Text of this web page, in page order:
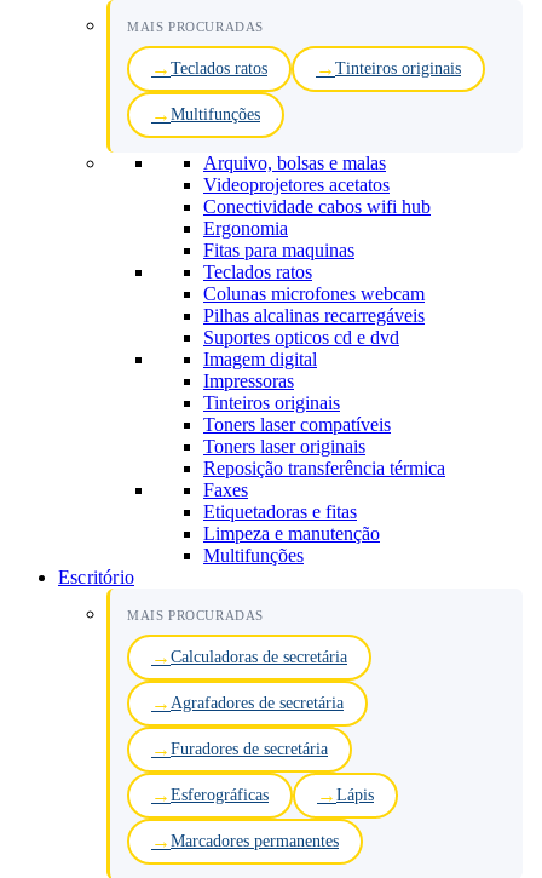
MAIS PROCURADAS
Teclados ratos Tinteiros originais
Multifunções
Arquivo, bolsas e malas
Videoprojetores acetatos
Conectividade cabos wifi hub
Ergonomia
Fitas para maquinas
Teclados ratos
Colunas microfones webcam
Pilhas alcalinas recarregáveis
Suportes opticos cd e dvd
Imagem digital
Impressoras
Tinteiros originais
Toners laser compatíveis
Toners laser originais
Reposição transferência térmica
Faxes
Etiquetadoras e fitas
Limpeza e manutenção
Multifunções
Escritório
MAIS PROCURADAS
Calculadoras de secretária
Agrafadores de secretária
Furadores de secretária
Esferográficas Lápis
Marcadores permanentes